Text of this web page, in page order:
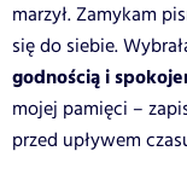
marzył. Zamykam
się do siebie.
godnością i
mojej pamięci –
przed upływem